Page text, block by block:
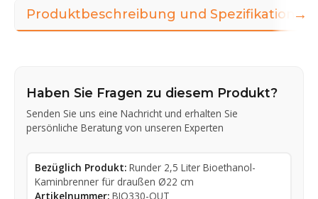
Produktbeschreibung und Spezifikationen
Haben Sie Fragen zu diesem Produkt?
Senden Sie uns eine Nachricht und erhalten Sie
persönliche Beratung von unseren Experten
Bezüglich Produkt: Runder 2,5 Liter Bioethanol-
Kaminbrenner für draußen Ø22 cm
Artikelnummer: BIO330-OUT
→